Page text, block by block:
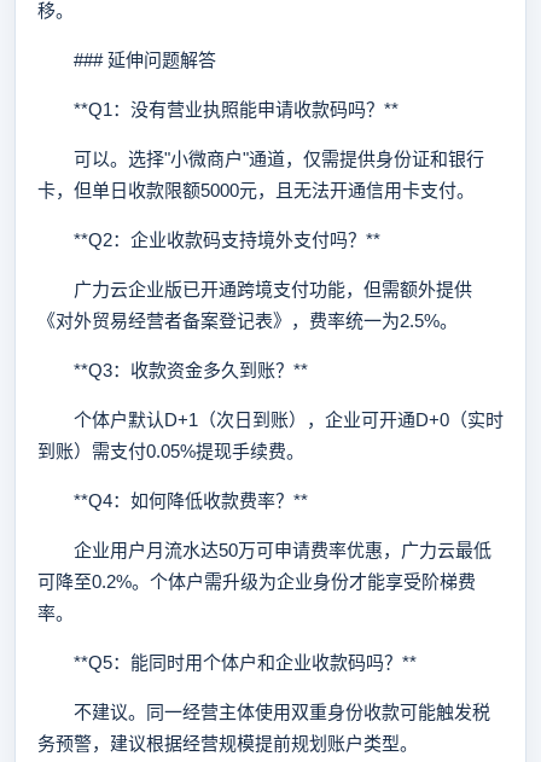
移。
### 延伸问题解答
**Q1：没有营业执照能申请收款码吗？**
可以。选择"小微商户"通道，仅需提供身份证和银行
卡，但单日收款限额5000元，且无法开通信用卡支付。
**Q2：企业收款码支持境外支付吗？**
广力云企业版已开通跨境支付功能，但需额外提供
《对外贸易经营者备案登记表》，费率统一为2.5%。
**Q3：收款资金多久到账？**
个体户默认D+1（次日到账），企业可开通D+0（实时
到账）需支付0.05%提现手续费。
**Q4：如何降低收款费率？**
企业用户月流水达50万可申请费率优惠，广力云最低
可降至0.2%。个体户需升级为企业身份才能享受阶梯费
率。
**Q5：能同时用个体户和企业收款码吗？**
不建议。同一经营主体使用双重身份收款可能触发税
务预警，建议根据经营规模提前规划账户类型。